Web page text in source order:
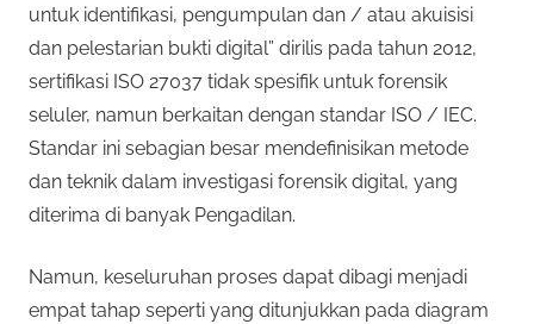
untuk identifikasi, pengumpulan dan / atau akuisisi
dan pelestarian bukti digital” dirilis pada tahun 2012,
sertifikasi ISO 27037 tidak spesifik untuk forensik
seluler, namun berkaitan dengan standar ISO / IEC.
Standar ini sebagian besar mendefinisikan metode
dan teknik dalam investigasi forensik digital, yang
diterima di banyak Pengadilan.
Namun, keseluruhan proses dapat dibagi menjadi
empat tahap seperti yang ditunjukkan pada diagram